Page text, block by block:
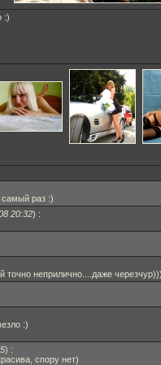
:)
самый раз :)
20:32) :
точно неприлично....даже черезчур)))
:)
) :
спору нет)